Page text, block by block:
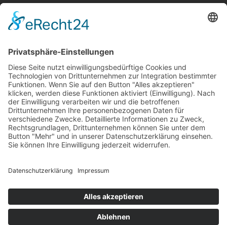
AGB
HALLENORDNUNG
KONTAKT
PRESSE
STELLENANGEBOTE
DEL-LIVESCORES
© 2026 LÖWEN FRANKFURT EISHOCKEY-BETRIEBS GMBH
HOSTED BY